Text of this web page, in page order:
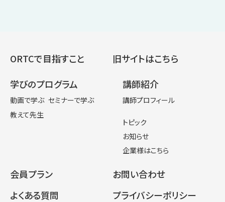
ORTCで目指すこと
旧サイトはこちら
学びのプログラム
動画で学ぶ セミナーで学ぶ
教えて先生
講師紹介
講師プロフィール
トピック
お知らせ
企業様はこちら
会員プラン
お問い合わせ
よくある質問
プライバシーポリシー